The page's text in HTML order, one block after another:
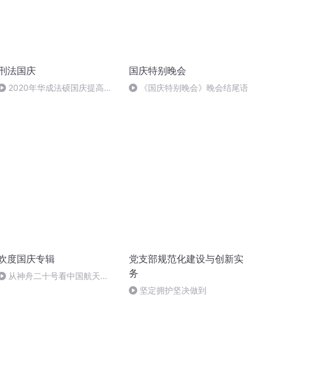
法国庆
2020年华成法硕国庆提高班
国庆特别晚会
《国庆特别晚会》晚会结尾语
度国庆专辑
从神舟二十号看中国航天
党支部规范化建设与创新实
务
坚定拥护坚决做到